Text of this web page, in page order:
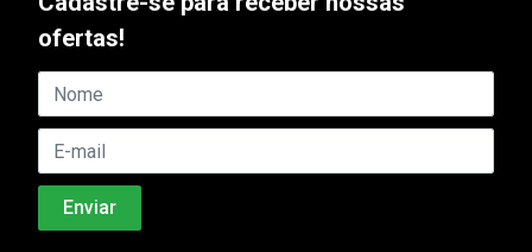
ofertas!